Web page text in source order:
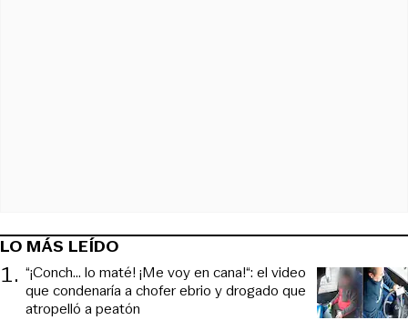
LO MÁS LEÍDO
1. “¡Conch... lo maté! ¡Me voy en cana!“: el video
que condenaría a chofer ebrio y drogado que
atropelló a peatón